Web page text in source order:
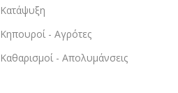
Κατάψυξη
Κηπουροί - Αγρότες
Καθαρισμοί - Απολυμάνσεις